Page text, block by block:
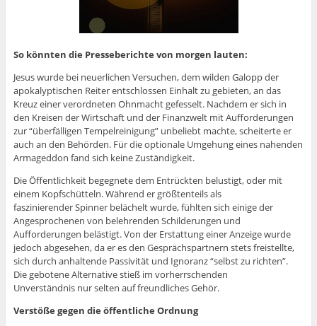
So könnten die Presseberichte von morgen lauten:
Jesus wurde bei neuerlichen Versuchen, dem wilden Galopp der
apokalyptischen Reiter entschlossen Einhalt zu gebieten, an das
Kreuz einer verordneten Ohnmacht gefesselt. Nachdem er sich in
den Kreisen der Wirtschaft und der Finanzwelt mit Aufforderungen
zur “überfälligen Tempelreinigung” unbeliebt machte, scheiterte er
auch an den Behörden. Für die optionale Umgehung eines nahenden
Armageddon fand sich keine Zuständigkeit.
Die Öffentlichkeit begegnete dem Entrückten belustigt, oder mit
einem Kopfschütteln. Während er größtenteils als
faszinierender Spinner belächelt wurde, fühlten sich einige der
Angesprochenen von belehrenden Schilderungen und
Aufforderungen belästigt. Von der Erstattung einer Anzeige wurde
jedoch abgesehen, da er es den Gesprächspartnern stets freistellte,
sich durch anhaltende Passivität und Ignoranz “selbst zu richten”.
Die gebotene Alternative stieß im vorherrschenden
Unverständnis nur selten auf freundliches Gehör.
Verstöße gegen die öffentliche Ordnung